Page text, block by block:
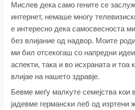
Мислев дека само гените се
интернет, немаше многу
е интересно дека самосвесноста
без влијание од надвор. Моите
ми бил отсекогаш со напредни
аспекти, така и во исхраната и тоа
влијае на нашето здравје.
Бевме меѓу малкуте семејства кои
јадевме германски леб од изртени